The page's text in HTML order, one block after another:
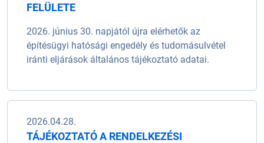
FELÜLETE
2026. június 30. napjától újra elérhetők az
építésügyi hatósági engedély és tudomásulvétel
iránti eljárások általános tájékoztató adatai.
2026.04.28.
TÁJÉKOZTATÓ A RENDELKEZÉSI